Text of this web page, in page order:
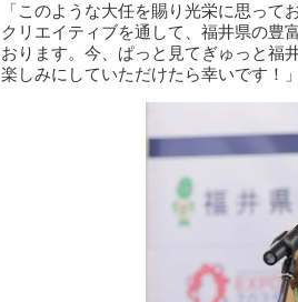
「このような大任を賜り光栄に思っ
クリエイティブを通して、福井県の豊
おります。今、ぱっと見てぎゅっと福
楽しみにしていただけたら幸いです！